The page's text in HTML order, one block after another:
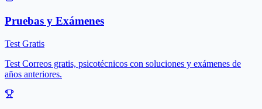
Pruebas y Exámenes
Test Gratis
Test Correos gratis, psicotécnicos con soluciones y exámenes de
años anteriores.